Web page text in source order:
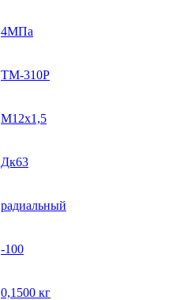
4МПа
ТМ-310Р
М12х1,5
Дк63
радиальный
-100
0,1500 кг